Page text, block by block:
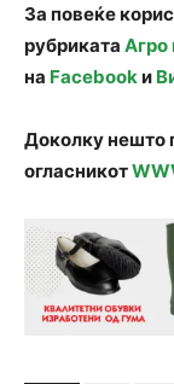
За повеќе
рубриката Агро
на Facebookи
Доколку нешто
огласникот